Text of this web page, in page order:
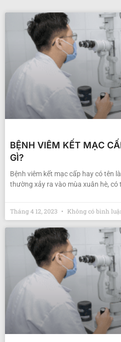
BỆNH VIÊM KẾT MẠC
GÌ?
Bệnh viêm kết mạc cấp hay có tên
thường xảy ra vào mùa xuân hè, có
Tháng 4 12, 2023 Không có bình